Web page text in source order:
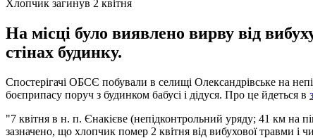
Хлопчик загинув 2 квітня
На місці було виявлено вирву від
стінах будинку.
Спостерігачі ОБСЄ побували в селищі Олександрівське на
боєприпасу поруч з будинком бабусі і дідуся. Про це йдеться в
"7 квітня в н. п. Єнакієве (непідконтрольний уряду; 41 км на
зазначено, що хлопчик помер 2 квітня від вибухової травми і